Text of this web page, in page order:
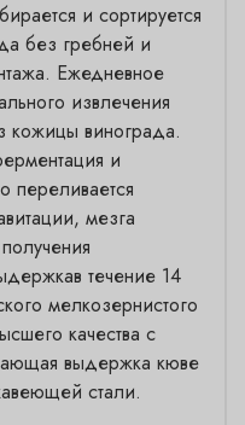
и сортируется
без гребней и
Ежедневное
извлечения
кожицы винограда.
и
переливается
мезга
течение 14
мелкозернистого
качества с
выдержка кюве
стали.